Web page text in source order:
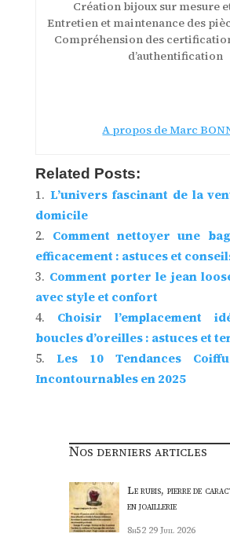
Création bijoux sur mesure
Entretien et maintenance des
Compréhension des
d’authentification
A propos de Marc
Related Posts:
L’univers fascinant de la
domicile
Comment nettoyer une
efficacement : astuces et
Comment porter le jean
avec style et confort
Choisir l’emplacement
boucles d’oreilles : astuces et
Les 10 Tendances
Incontournables en 2025
Nos derniers articles
Le rubis, pierre de
en joaillerie
8h52 29 Juil 2026